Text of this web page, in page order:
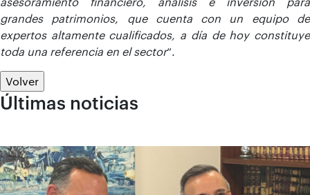
grandes patrimonios, que cuenta con un equipo de
expertos altamente cualificados, a día de hoy constituye
toda una referencia en el sector”.
Volver
Últimas noticias